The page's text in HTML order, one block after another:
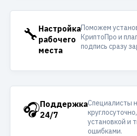
🔧 Настройка
рабочего
места
Поможем
КриптоПро и
подпись сразу
🎧Поддержка
24/7
Специалисты
установкой и
ошибками.